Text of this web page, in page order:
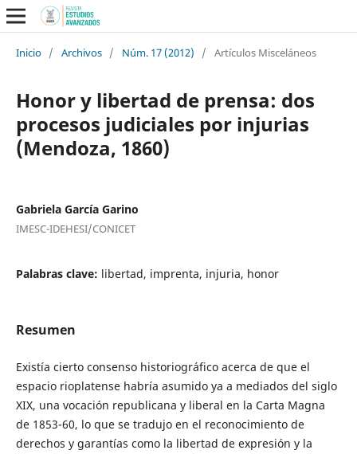
Inicio / Archivos / Núm. 17 (2012) / Artículos Misceláneos
Honor y libertad de prensa: dos
procesos judiciales por injurias
(Mendoza, 1860)
Gabriela García Garino
IMESC-IDEHESI/CONICET
Palabras clave: libertad, imprenta, injuria, honor
Resumen
Existía cierto consenso historiográfico acerca de que el
espacio rioplatense habría asumido ya a mediados del siglo
XIX, una vocación republicana y liberal en la Carta Magna
de 1853-60, lo que se tradujo en el reconocimiento de
derechos y garantías como la libertad de expresión y la